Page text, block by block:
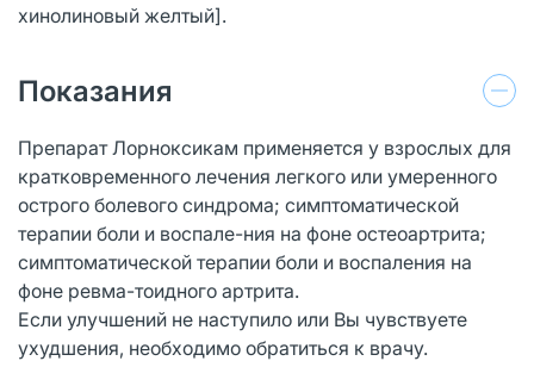
хинолиновый желтый].
Показания
Препарат Лорноксикам применяется у взрослых для
кратковременного лечения легкого или умеренного
острого болевого синдрома; симптоматической
терапии боли и воспале-ния на фоне остеоартрита;
симптоматической терапии боли и воспаления на
фоне ревма-тоидного артрита.
Если улучшений не наступило или Вы чувствуете
ухудшения, необходимо обратиться к врачу.